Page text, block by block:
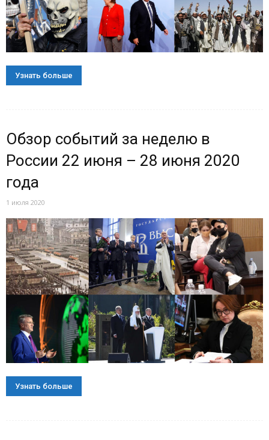
Узнать больше
Обзор событий за неделю в
России 22 июня – 28 июня 2020
года
1 июля 2020
Узнать больше